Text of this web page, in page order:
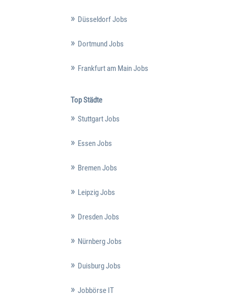
Düsseldorf Jobs
Dortmund Jobs
Frankfurt am Main Jobs
Top Städte
Stuttgart Jobs
Essen Jobs
Bremen Jobs
Leipzig Jobs
Dresden Jobs
Nürnberg Jobs
Duisburg Jobs
Jobbörse IT